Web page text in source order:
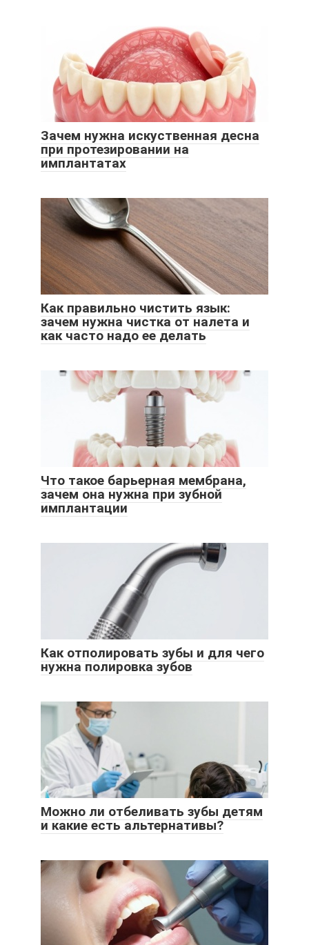
Зачем нужна искуственная десна
при протезировании на
имплантатах
Как правильно чистить язык:
зачем нужна чистка от налета и
как часто надо ее делать
Что такое барьерная мембрана,
зачем она нужна при зубной
имплантации
Как отполировать зубы и для чего
нужна полировка зубов
Можно ли отбеливать зубы детям
и какие есть альтернативы?